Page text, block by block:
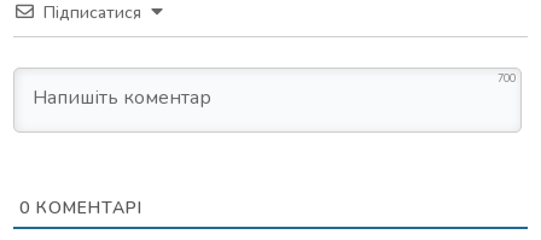
Підписатися
700
0 КОМЕНТАРІ